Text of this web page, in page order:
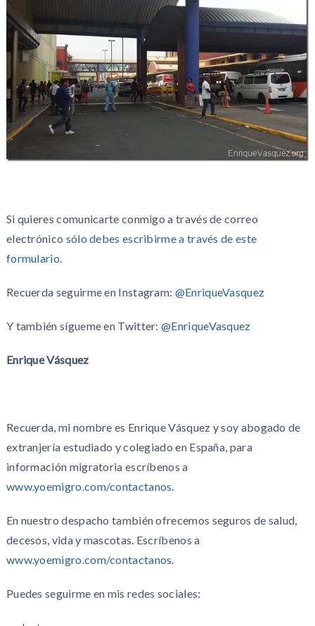
Si quieres comunicarte conmigo a través de correo
electrónico sólo debes escribirme a través de este
formulario.
Recuerda seguirme en Instagram: @EnriqueVasquez
Y también sígueme en Twitter:@EnriqueVasquez
Enrique Vásquez
Recuerda, mi nombre es Enrique Vásquez y soy abogado de
extranjería estudiado y colegiado en España, para
información migratoria escríbenos a
www.yoemigro.com/contactanos.
En nuestro despacho también ofrecemos seguros de salud,
decesos, vida y mascotas. Escríbenos a
www.yoemigro.com/contactanos.
Puedes seguirme en mis redes sociales: